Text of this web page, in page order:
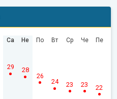
Са
29
Не
28
По
26
Вт
24
Ср
23
Че
23
Пе
22